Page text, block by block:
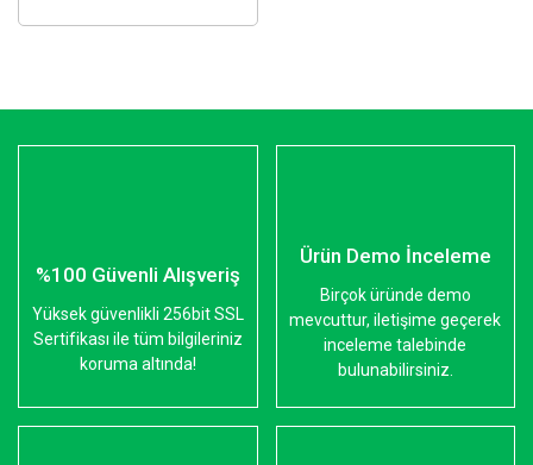
%100 Güvenli Alışveriş
Yüksek güvenlikli 256bit SSL
Sertifikası ile tüm bilgileriniz
koruma altında!
Ürün Demo İnceleme
Birçok üründe demo
mevcuttur, iletişime geçerek
inceleme talebinde
bulunabilirsiniz.